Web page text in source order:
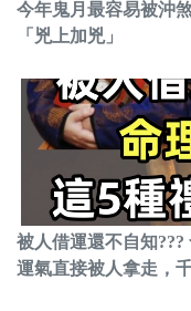
今年鬼月最容易被沖
「兇上加兇」
被人借運還不自知???
運氣直接被人拿走，